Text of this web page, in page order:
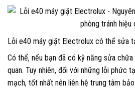
Lỗi e40 máy giặt Electrolux có thể sửa
Có thể, nếu bạn đã có kỹ năng sửa
quan. Tuy nhiên, đối với những lỗi phức
mạch, tốt nhất nên liên hệ trung tâm